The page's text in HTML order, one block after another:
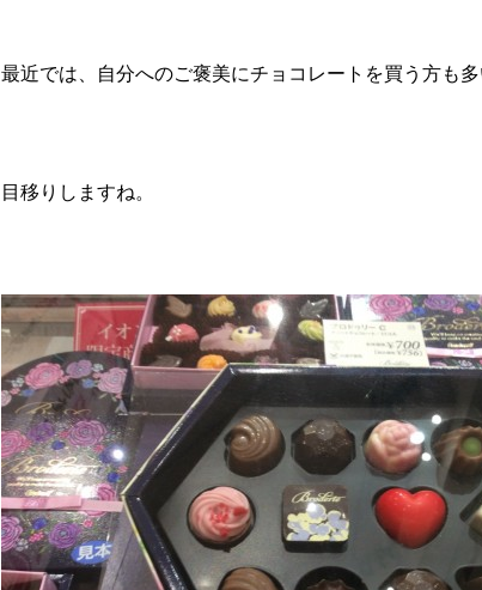
最近では、自分へのご褒美にチョコレートを買う方も
目移りしますね。